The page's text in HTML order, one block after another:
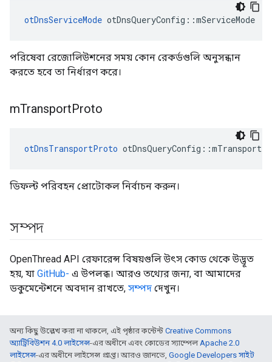
otDnsServiceMode otDnsQueryConfig ::mServiceMode
পরিষেবা রেজোলিউশনের সময় কোন রেকর্ডগুলি অনুসন্ধান
করতে হবে তা নির্ধারণ করে।
mTransportProto
otDnsTransportProto otDnsQueryConfig ::
ডিফল্ট পরিবহন প্রোটোকল নির্বাচন করুন।
সম্পদ
OpenThread API রেফারেন্স বিষয়গুলি উৎস কোড থেকে উদ্ভূত
হয়, যা GitHub- এ উপলব্ধ। আরও তথ্যের জন্য, বা আমাদের
ডকুমেন্টেশনে অবদান রাখতে, সম্পদ দেখুন।
অন্য কিছু উল্লেখ করা না থাকলে, এই পৃষ্ঠার কন্টেন্ট Creative Commons
অ্যাট্রিবিউশন 4.0 লাইসেন্স-এর অধীনে এবং কোডের স্যাম্পেলApache 2.0
লাইসেন্স-এর অধীনে লাইসেন্স প্রাপ্ত। আরও জানতে, Google Developers সাইট